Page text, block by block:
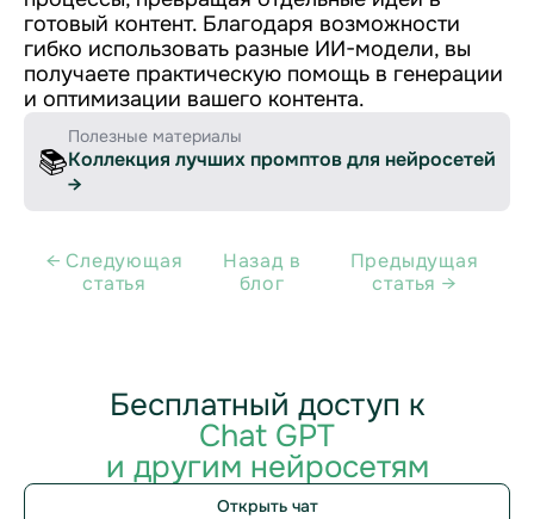
готовый контент. Благодаря возможности
гибко использовать разные ИИ-модели, вы
получаете практическую помощь в генерации
и оптимизации вашего контента.
📚
Полезные материалы
Коллекция лучших промптов для нейросетей
→
← Cледующая
статья
Назад в
блог
Предыдущая
статья →
Бесплатный доступ к
Chat GPT
и другим нейросетям
Открыть чат